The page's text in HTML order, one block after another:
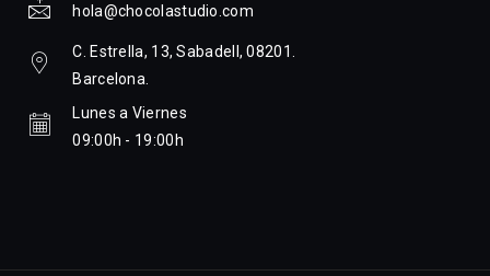
hola@chocolastudio.com
C. Estrella, 13, Sabadell, 08201.
Barcelona.
Lunes a Viernes
09:00h - 19:00h